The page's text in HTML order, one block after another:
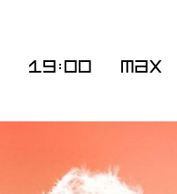
19:00 Max